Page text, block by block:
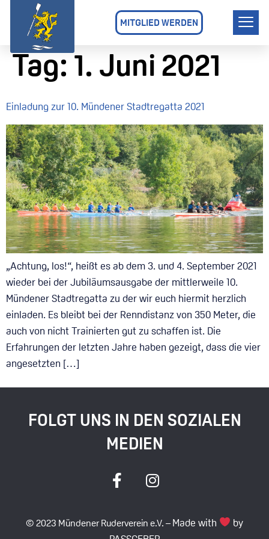
MITGLIED WERDEN
Tag:1. Juni 2021
Einladung zur 10. Mündener Stadtregatta 2021
„Achtung, los!“, heißt es ab dem 3. und 4. September 2021
wieder bei der Jubiläumsausgabe der mittlerweile 10.
Mündener Stadtregatta zu der wir euch hiermit herzlich
einladen. Es bleibt bei der Renndistanz von 350 Meter, die
auch von nicht Trainierten gut zu schaffen ist. Die
Erfahrungen der letzten Jahre haben gezeigt, dass die vier
angesetzten […]
FOLGT UNS IN DEN SOZIALEN
MEDIEN
© 2023 Mündener Ruderverein e.V. –Made with
by